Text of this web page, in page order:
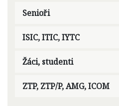
Senioři
ISIC, ITIC, IYTC
Žáci, studenti
ZTP, ZTP/P, AMG, ICOM